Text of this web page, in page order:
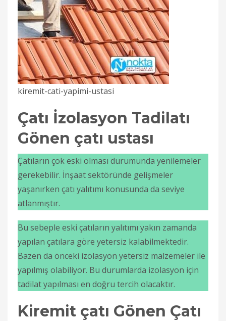
kiremit-cati-yapimi-ustasi
Çatı İzolasyon Tadilatı
Gönen çatı ustası
Çatıların çok eski olması durumunda yenilemeler
gerekebilir. İnşaat sektöründe gelişmeler
yaşanırken çatı yalıtımı konusunda da seviye
atlanmıştır.
Bu sebeple eski çatıların yalıtımı yakın zamanda
yapılan çatılara göre yetersiz kalabilmektedir.
Bazen da önceki izolasyon yetersiz malzemeler ile
yapılmış olabiliyor. Bu durumlarda izolasyon için
tadilat yapılması en doğru tercih olacaktır.
Kiremit çatı Gönen Çatı